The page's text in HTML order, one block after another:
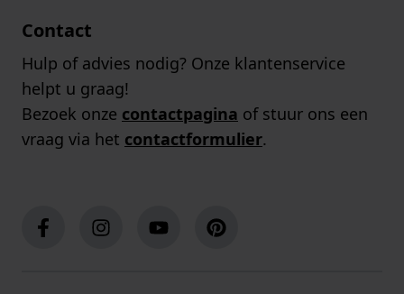
Contact
Hulp of advies nodig? Onze klantenservice
helpt u graag!
Bezoek onze contactpagina of stuur ons een
vraag via het contactformulier.